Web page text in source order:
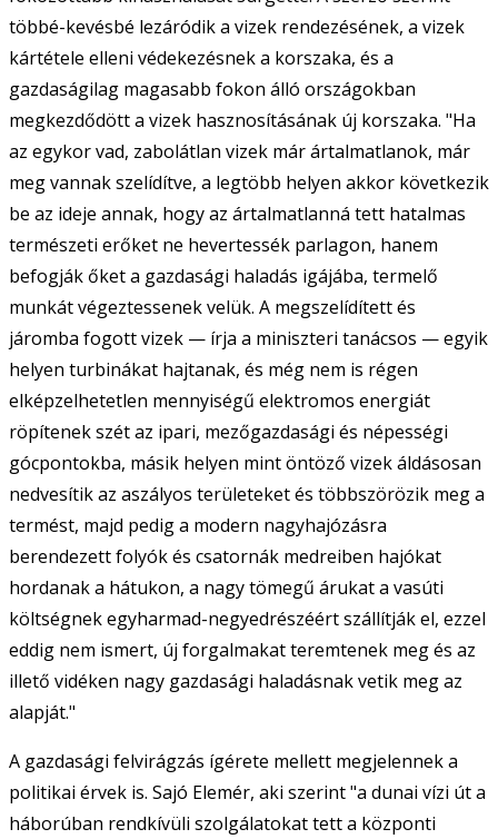
többé-kevésbé lezáródik a vizek rendezésének, a vizek
kártétele elleni védekezésnek a korszaka, és a
gazdaságilag magasabb fokon álló országokban
megkezdődött a vizek hasznosításának új korszaka. "Ha
az egykor vad, zabolátlan vizek már ártalmatlanok, már
meg vannak szelídítve, a legtöbb helyen akkor következik
be az ideje annak, hogy az ártalmatlanná tett hatalmas
természeti erőket ne hevertessék parlagon, hanem
befogják őket a gazdasági haladás igájába, termelő
munkát végeztessenek velük. A megszelídített és
járomba fogott vizek — írja a miniszteri tanácsos — egyik
helyen turbinákat hajtanak, és még nem is régen
elképzelhetetlen mennyiségű elektromos energiát
röpítenek szét az ipari, mezőgazdasági és népességi
gócpontokba, másik helyen mint öntöző vizek áldásosan
nedvesítik az aszályos területeket és többszörözik meg a
termést, majd pedig a modern nagyhajózásra
berendezett folyók és csatornák medreiben hajókat
hordanak a hátukon, a nagy tömegű árukat a vasúti
költségnek egyharmad-negyedrészéért szállítják el, ezzel
eddig nem ismert, új forgalmakat teremtenek meg és az
illető vidéken nagy gazdasági haladásnak vetik meg az
alapját."
A gazdasági felvirágzás ígérete mellett megjelennek a
politikai érvek is. Sajó Elemér, aki szerint "a dunai vízi út a
háborúban rendkívüli szolgálatokat tett a központi